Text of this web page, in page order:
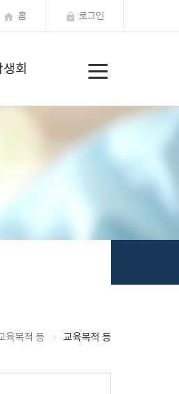
뉴
홈 로그인
회
육목적 등 교육목적 등